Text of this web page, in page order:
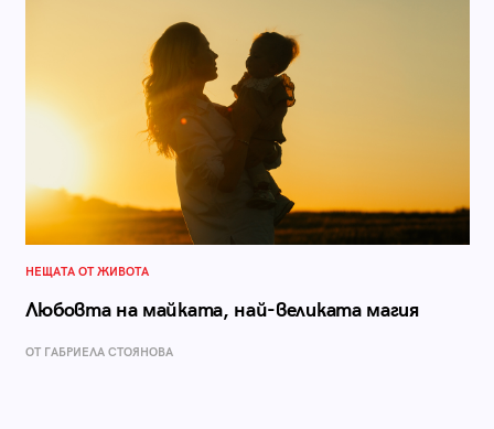
НЕЩАТА ОТ ЖИВОТА
Любовта на майката, най-великата магия
ОТ ГАБРИЕЛА СТОЯНОВА